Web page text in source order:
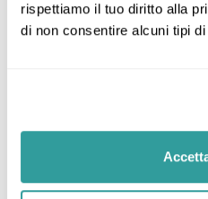
rispettiamo il tuo diritto alla
di non consentire alcuni tipi
Glory Boutique Suite
Piscina
Parcheggio